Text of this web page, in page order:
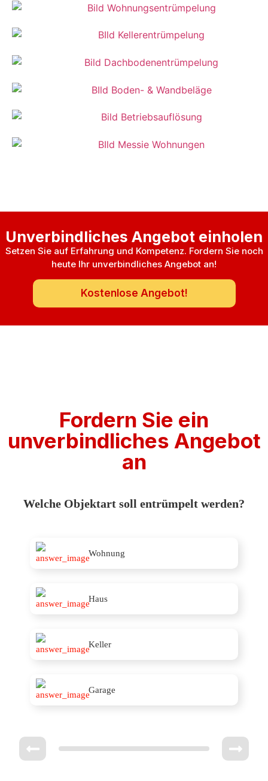
Unverbindliches Angebot einholen
Setzen Sie auf Erfahrung und Kompetenz. Fordern Sie noch
heute Ihr unverbindliches Angebot an!
Kostenlose Angebot!
Fordern Sie ein
unverbindliches Angebot
an
Welche Objektart soll entrümpelt werden?
Wohnung
Haus
Keller
Garage